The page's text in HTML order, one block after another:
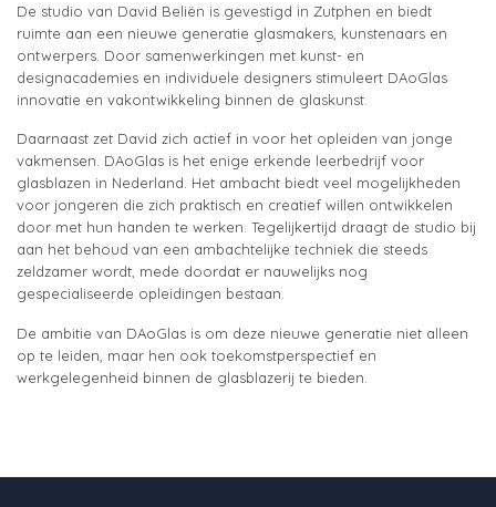
De studio van David Beliën is gevestigd in Zutphen en biedt
ruimte aan een nieuwe generatie glasmakers, kunstenaars en
ontwerpers. Door samenwerkingen met kunst- en
designacademies en individuele designers stimuleert DAoGlas
innovatie en vakontwikkeling binnen de glaskunst.
Daarnaast zet David zich actief in voor het opleiden van jonge
vakmensen. DAoGlas is het enige erkende leerbedrijf voor
glasblazen in Nederland. Het ambacht biedt veel mogelijkheden
voor jongeren die zich praktisch en creatief willen ontwikkelen
door met hun handen te werken. Tegelijkertijd draagt de studio bij
aan het behoud van een ambachtelijke techniek die steeds
zeldzamer wordt, mede doordat er nauwelijks nog
gespecialiseerde opleidingen bestaan.
De ambitie van DAoGlas is om deze nieuwe generatie niet alleen
op te leiden, maar hen ook toekomstperspectief en
werkgelegenheid binnen de glasblazerij te bieden.